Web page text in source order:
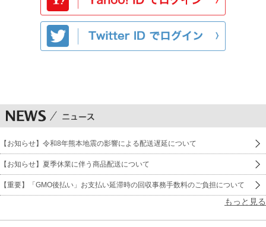
【お知らせ】令和8年熊本地震の影響による配送遅延について
【お知らせ】夏季休業に伴う商品配送について
【重要】「GMO後払い」お支払い延滞時の回収事務手数料のご負担について
もっと見る